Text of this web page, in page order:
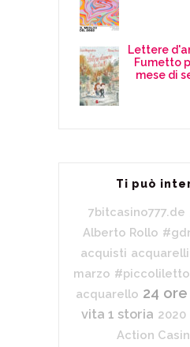
Lettere
Fumetto
mese di
Ti può
7bitcasino777.de
Alberto Rollo
acquisti acquarelli
marzo
acquarello 24
vita 1 storia 2020
Action